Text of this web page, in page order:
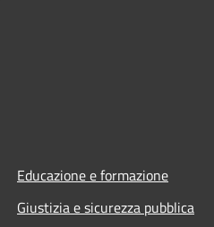
Educazione e formazione
Giustizia e sicurezza pubblica